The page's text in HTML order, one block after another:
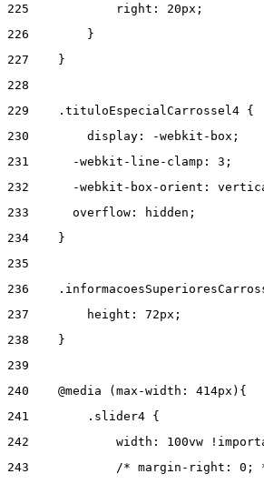
225
            right: 20px;
226
        }
227
    }
228
229
    .tituloEspecialCarrossel4 {
230
        display: -webkit-box;
231
      -webkit-line-clamp: 3;
232
-webkit-box-orient:
233
      overflow: hidden;
234
    }
235
236
237
        height: 72px;
238
    }
239
240
    @media (max-width: 414px){
241
        .slider4 {
242
width: 100vw
243
/* margin-right: 0;